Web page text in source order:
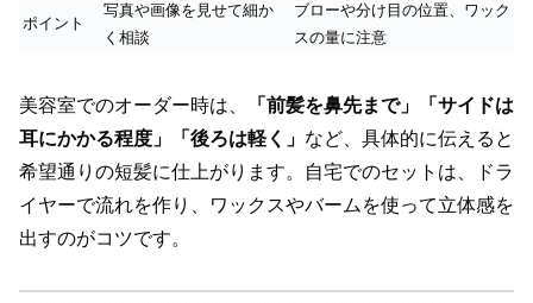
ポイント
写真や画像を見せて細か
く相談
ブローや分け目の位置、ワック
スの量に注意
美容室でのオーダー時は、
「前髪を鼻先まで」「サイドは
耳にかかる程度」「後ろは軽く」 など、具体的に伝えると
希望通りの短髪に仕上がります。自宅でのセットは、ドラ
イヤーで流れを作り、ワックスやバームを使って立体感を
出すのがコツです。